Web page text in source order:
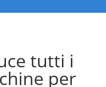
tutti i
per